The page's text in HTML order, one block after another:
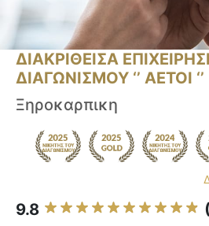
ΔΙΑΚΡΙΘΕΙΣΑ
ΔΙΑΓΩΝΙΣΜΟΥ ‘’ ΑΕΤΟΙ ‘’
Ξηροκαρπικη
9.8